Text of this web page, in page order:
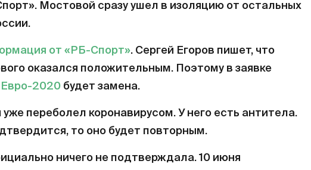
Мостовой сразу ушел в изоляцию от остальных
от «РБ-Спорт». Сергей Егоров пишет, что
оказался положительным. Поэтому в заявке
Евро-2020 будет замена.
переболел коронавирусом. У него есть антитела.
то оно будет повторным.
ничего не подтверждала. 10 июня